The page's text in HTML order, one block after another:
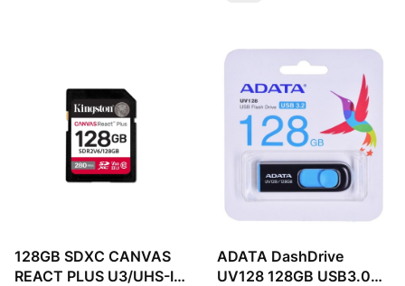
128GB SDXC CANVAS
REACT PLUS U3/UHS-II
ADATA DashDrive
UV128 128GB USB3.0